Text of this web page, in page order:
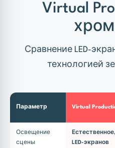
Virtual
Сравнение LED-
технологией
Параметр Virtual
Освещение
сцены
LED-экранов